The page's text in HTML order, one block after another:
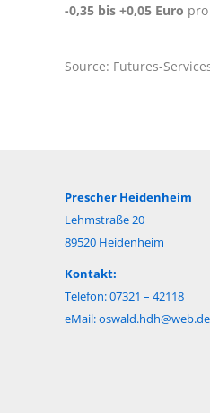
-0,35 bis +0,05 Euro
Source: Futures-
Prescher Heidenheim
Lehmstraße 20
89520 Heidenheim
Kontakt:
Telefon: 07321 – 42118
eMail:oswald.hdh@web.de